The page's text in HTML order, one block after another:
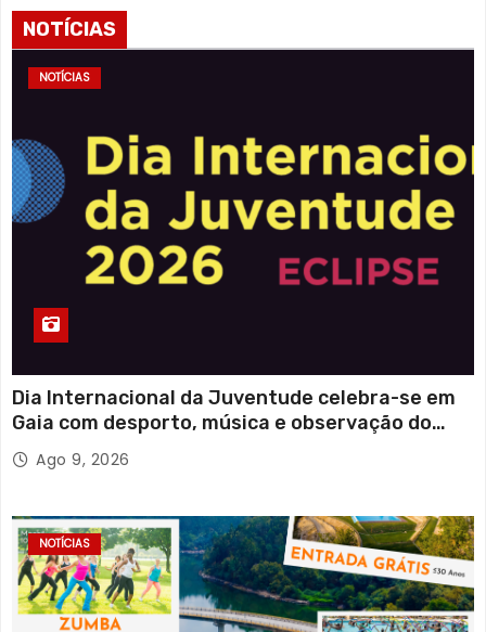
NOTÍCIAS
NOTÍCIAS
Dia Internacional da Juventude celebra-se em
Gaia com desporto, música e observação do
eclipse solar
Ago 9, 2026
NOTÍCIAS